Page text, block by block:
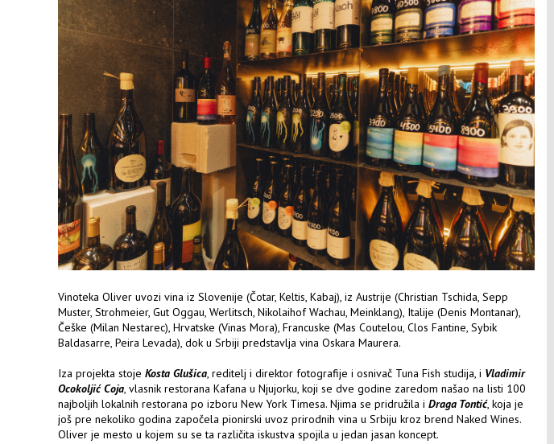
Vinoteka Oliver uvozi vina iz Slovenije (Čotar, Keltis, Kabaj), iz Austrije (Christian Tschida, Sepp
Muster, Strohmeier, Gut Oggau, Werlitsch, Nikolaihof Wachau, Meinklang), Italije (Denis Montanar),
Češke (Milan Nestarec), Hrvatske (Vinas Mora), Francuske (Mas Coutelou, Clos Fantine, Sybik
Baldasarre, Peira Levada), dok u Srbiji predstavlja vina Oskara Maurera.
Iza projekta stoje Kosta Glušica, reditelj i direktor fotografije i osnivač Tuna Fish studija, i Vladimir
Ocokoljić Coja, vlasnik restorana Kafana u Njujorku, koji se dve godine zaredom našao na listi 100
najboljih lokalnih restorana po izboru New York Timesa. Njima se pridružila i Draga Tontić, koja je
još pre nekoliko godina započela pionirski uvoz prirodnih vina u Srbiju kroz brend Naked Wines.
Oliver je mesto u kojem su se ta različita iskustva spojila u jedan jasan koncept.